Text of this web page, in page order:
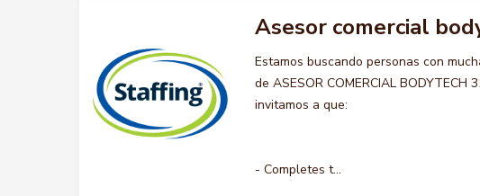
Asesor comercial
Estamos buscando personas con
de ASESOR COMERCIAL
invitamos a que:
- Completes t...